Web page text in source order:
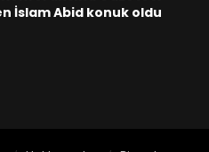
İslam Abid konuk oldu